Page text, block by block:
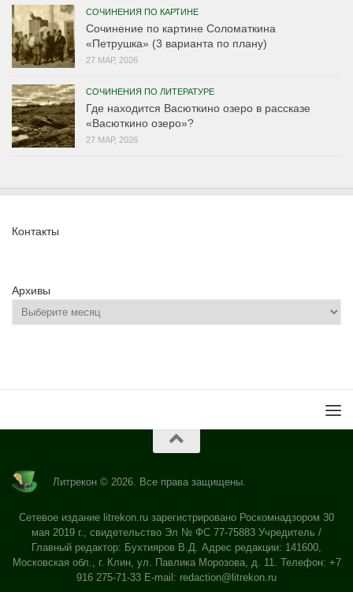
СОЧИНЕНИЯ ПО КАРТИНЕ
Сочинение по картине Соломаткина
«Петрушка» (3 варианта по плану)
27 МАР, 2026
СОЧИНЕНИЯ ПО ЛИТЕРАТУРЕ
Где находится Васюткино озеро в рассказе
«Васюткино озеро»?
27 МАР, 2026
Контакты
Архивы
Литрекон © 2026. Все права защищены.
Сетевое издание litrekon.ru зарегистрировано Роскомнадзором 30
мая 2019 г., свидетельство Эл № ФС 77-75883 Учредитель /
Главный редактор: Бухтияров В.Д. Адрес редакции: 141600,
Московская обл., г. Клин, ул. Павлика Морозова, д. 11. Телефон: +7
916 275-71-33 E-mail: redaction@litrekon.ru